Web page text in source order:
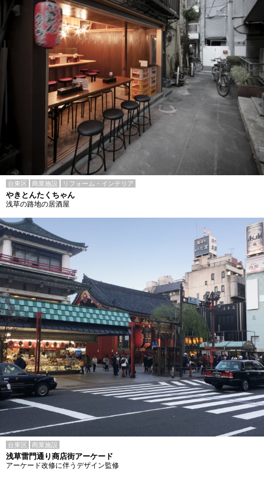
台東区 商業施設 リフォーム・インテリア
やきとんたくちゃん
浅草の路地の居酒屋
台東区 商業施設
浅草雷門通り商店街アーケード
アーケード改修に伴うデザイン監修